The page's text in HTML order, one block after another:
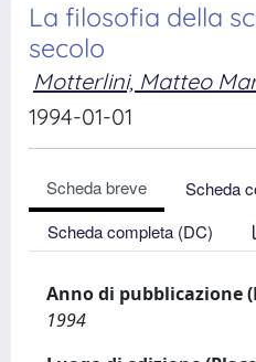
La filosofia della
secolo
Motterlini, Matteo
1994-01-01
Scheda breve
Scheda
Scheda completa (DC)
Anno di pubblicazione
1994